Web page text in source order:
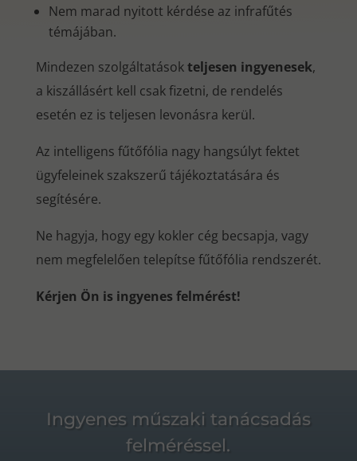
Nem marad nyitott kérdése az infrafűtés
témájában.
Mindezen szolgáltatásokteljesen ingyenesek,
a kiszállásért kell csak fizetni, de rendelés
esetén ez is teljesen levonásra kerül.
Az intelligens fűtőfólia nagy hangsúlyt fektet
ügyfeleinek szakszerű tájékoztatására és
segítésére.
Ne hagyja, hogy egy kokler cég becsapja, vagy
nem megfelelően telepítse fűtőfólia rendszerét.
Kérjen Ön is ingyenes felmérést!
Ingyenes műszaki tanácsadás
felméréssel.